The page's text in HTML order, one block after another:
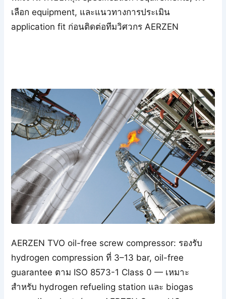
เลือก equipment, และแนวทางการประเมิน
application fit ก่อนติดต่อทีมวิศวกร AERZEN
AERZEN TVO oil-free screw compressor: รองรับ
hydrogen compression ที่ 3–13 bar, oil-free
guarantee ตาม ISO 8573-1 Class 0 — เหมาะ
สำหรับ hydrogen refueling station และ biogas